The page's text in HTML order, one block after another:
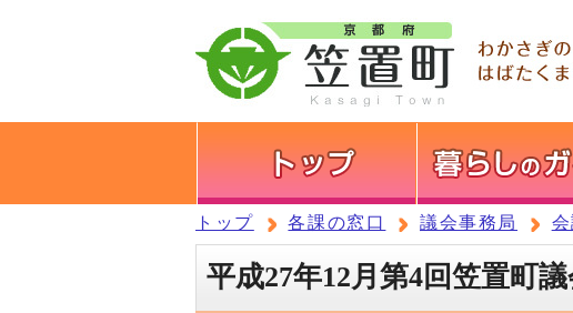
トップ 各課の窓口 議会事務局
平成27年12月第4回笠置町